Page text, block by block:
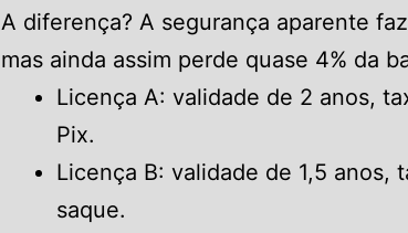
A diferença? A segurança aparente
mas ainda assim perde quase 4% da
Licença A: validade de 2 anos,
Pix.
Licença B: validade de 1,5 anos,
saque.